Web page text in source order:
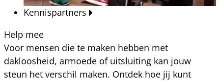
Kennispartners
Help mee
Voor mensen die te maken hebben met
dakloosheid, armoede of uitsluiting kan jouw
steun het verschil maken. Ontdek hoe jij kunt